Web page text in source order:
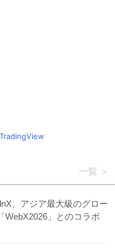
一覧
、アジア最大級のグロー
WebX2026」とのコラボ